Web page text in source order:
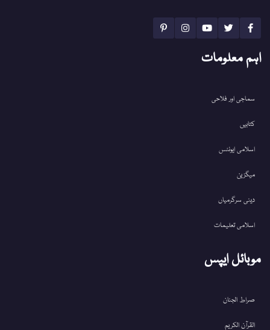
اہم معلومات
سماجی اور فلاحی
کتابیں
اسلامی ایونٹس
میگزین
دینی سرگرمیاں
اسلامی تعلیمات
موبائل ایپس
صراط الجنان
القرآن الکریم